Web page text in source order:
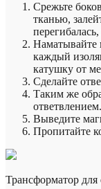
Срежьте
тканью,
Наматывайте
каждый
катушку от
Сделайте
Таким же
ответвлением.
Выведите
Пропитайте
Трансформатор для